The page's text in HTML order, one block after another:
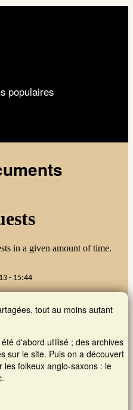
populaires
2025-2026
Frechou (intermédiaire et
répertoire
- 15:44
tout au moins autant
d'abord utilisé ; des archives
sur le site. Puis on a découvert
les folkeux anglo-saxons : le